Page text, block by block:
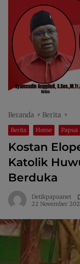
Beranda Berita
Berita Home Papua
Kostan
Katolik
Berduka
Detikpapuanet
22 November